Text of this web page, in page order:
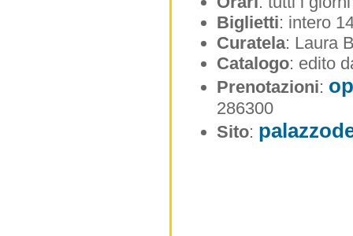
Biglietti: intero
Curatela: Laura
Catalogo: edito
Prenotazioni:
286300
Sito: